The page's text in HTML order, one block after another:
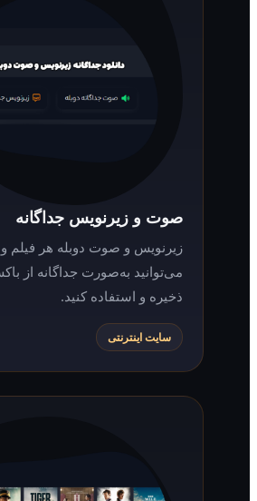
صوت و زیرنویس جداگانه
زیرنویس و صوت دوبله هر فیلم
می‌توانید به‌صورت جداگانه از
ذخیره و استفاده کنید.
سایت اینترنتی